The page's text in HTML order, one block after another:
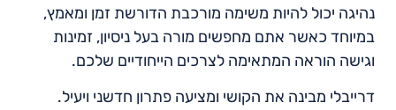
נהיגה יכול להיות משימה מורכבת הדורשת זמן ומאמץ,
במיוחד כאשר אתם מחפשים מורה בעל ניסיון, זמינות
וגישה הוראה המתאימה לצרכים הייחודיים שלכם.
דרייבלי מבינה את הקושי ומציעה פתרון חדשני ויעיל.